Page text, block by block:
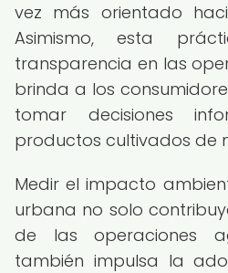
vez más orientado
Asimismo, esta
transparencia en las
brinda a los
tomar decisiones
productos cultivados de
Medir el impacto
urbana no solo
de las operaciones
también impulsa la